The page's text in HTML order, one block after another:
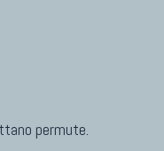
Agra
permute.